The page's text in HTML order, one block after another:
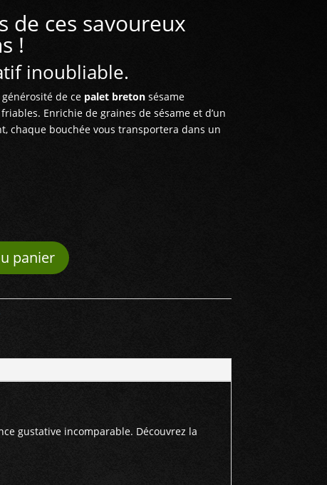
de ces savoureux
!
inoubliable.
de ce palet bretonsésame
Enrichie de graines de sésame et d’un
chaque bouchée vous transportera dans un
panier
gustative incomparable. Découvrez la